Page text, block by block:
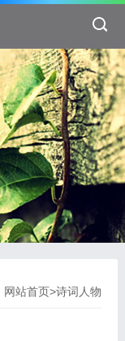
网站首页>诗词人物